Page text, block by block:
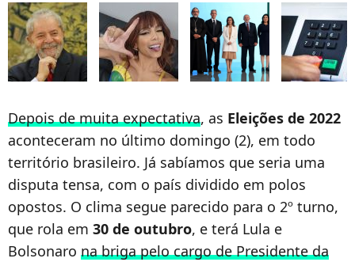
Depois de muita expectativa, as Eleições de 2022
aconteceram no último domingo (2), em todo
território brasileiro. Já sabíamos que seria uma
disputa tensa, com o país dividido em polos
opostos. O clima segue parecido para o 2º turno,
que rola em 30 de outubro, e terá Lula e
Bolsonaro na briga pelo cargo de Presidente da